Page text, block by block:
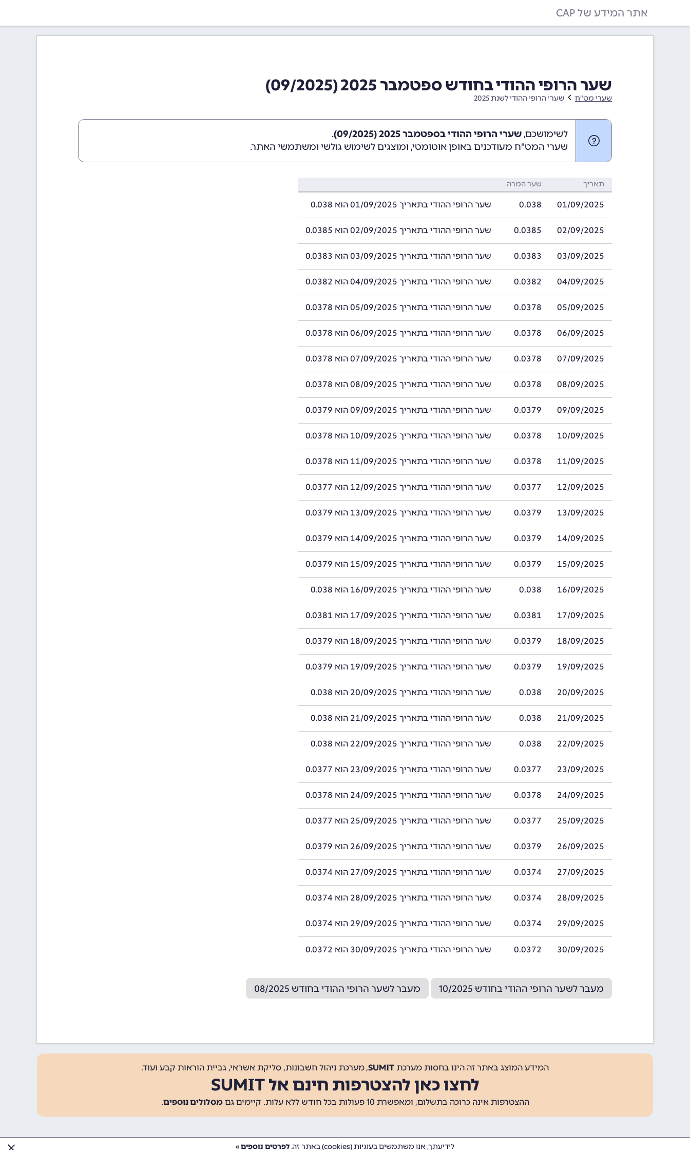
אתר המידע של CAP
שער הרופי ההודי בחודש ספטמבר 2025 (09/2025)
שערי מט"ח שערי הרופי ההודי לשנת 2025
לשימושכם, שערי הרופי ההודי בספטמבר 2025 (09/2025)
.
שערי המט"ח מעודכנים באופן אוטומטי, ומוצגים לשימוש גולשי ומשתמשי האתר.
תאריך שער המרה
01/09/2025
0.038 שער הרופי ההודי בתאריך 01/09/2025 הוא 0.038
02/09/2025
0.0385 שער הרופי ההודי בתאריך 02/09/2025 הוא 0.0385
03/09/2025
0.0383 שער הרופי ההודי בתאריך 03/09/2025 הוא 0.0383
04/09/2025
0.0382 שער הרופי ההודי בתאריך 04/09/2025 הוא 0.0382
05/09/2025
0.0378 שער הרופי ההודי בתאריך 05/09/2025 הוא 0.0378
06/09/2025
0.0378 שער הרופי ההודי בתאריך 06/09/2025 הוא 0.0378
07/09/2025
0.0378 שער הרופי ההודי בתאריך 07/09/2025 הוא 0.0378
08/09/2025
0.0378 שער הרופי ההודי בתאריך 08/09/2025 הוא 0.0378
09/09/2025
0.0379 שער הרופי ההודי בתאריך 09/09/2025 הוא 0.0379
10/09/2025
0.0378 שער הרופי ההודי בתאריך 10/09/2025 הוא 0.0378
11/09/2025
0.0378 שער הרופי ההודי בתאריך 11/09/2025 הוא 0.0378
12/09/2025
0.0377 שער הרופי ההודי בתאריך 12/09/2025 הוא 0.0377
13/09/2025
0.0379 שער הרופי ההודי בתאריך 13/09/2025 הוא 0.0379
14/09/2025
0.0379 שער הרופי ההודי בתאריך 14/09/2025 הוא 0.0379
15/09/2025
0.0379 שער הרופי ההודי בתאריך 15/09/2025 הוא 0.0379
16/09/2025
0.038 שער הרופי ההודי בתאריך 16/09/2025 הוא 0.038
17/09/2025
0.0381 שער הרופי ההודי בתאריך 17/09/2025 הוא 0.0381
18/09/2025
0.0379 שער הרופי ההודי בתאריך 18/09/2025 הוא 0.0379
19/09/2025
0.0379 שער הרופי ההודי בתאריך 19/09/2025 הוא 0.0379
20/09/2025
0.038 שער הרופי ההודי בתאריך 20/09/2025 הוא 0.038
21/09/2025
0.038 שער הרופי ההודי בתאריך 21/09/2025 הוא 0.038
22/09/2025
0.038 שער הרופי ההודי בתאריך 22/09/2025 הוא 0.038
23/09/2025
0.0377 שער הרופי ההודי בתאריך 23/09/2025 הוא 0.0377
24/09/2025
0.0378 שער הרופי ההודי בתאריך 24/09/2025 הוא 0.0378
25/09/2025
0.0377 שער הרופי ההודי בתאריך 25/09/2025 הוא 0.0377
26/09/2025
0.0379 שער הרופי ההודי בתאריך 26/09/2025 הוא 0.0379
27/09/2025
0.0374 שער הרופי ההודי בתאריך 27/09/2025 הוא 0.0374
28/09/2025
0.0374 שער הרופי ההודי בתאריך 28/09/2025 הוא 0.0374
29/09/2025
0.0374 שער הרופי ההודי בתאריך 29/09/2025 הוא 0.0374
30/09/2025
0.0372 שער הרופי ההודי בתאריך 30/09/2025 הוא 0.0372
מעבר לשער הרופי ההודי בחודש 10/2025 מעבר לשער הרופי ההודי בחודש 08/2025
המידע המוצג באתר זה הינו בחסות מערכת SUMIT, מערכת ניהול חשבונות, סליקת אשראי, גביית הוראות קבע ועוד.
לחצו כאן להצטרפות חינם אל SUMIT
ההצטרפות אינה כרוכה בתשלום, ומאפשרת 10 פעולות בכל חודש ללא עלות. קיימים גם מסלולים נוספים.
לידיעתך, אנו משתמשים בעוגיות (cookies) באתר זה. לפרטים נוספים »